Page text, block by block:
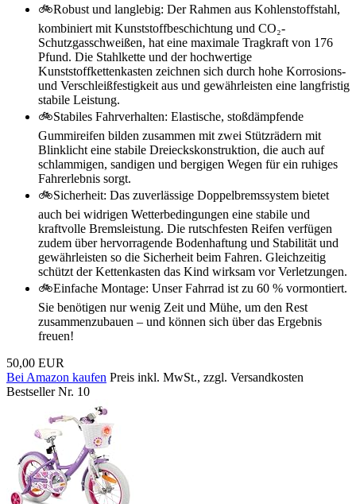
🚲Robust und langlebig: Der Rahmen aus Kohlenstoffstahl,
kombiniert mit Kunststoffbeschichtung und CO₂-
Schutzgasschweißen, hat eine maximale Tragkraft von 176
Pfund. Die Stahlkette und der hochwertige
Kunststoffkettenkasten zeichnen sich durch hohe Korrosions-
und Verschleißfestigkeit aus und gewährleisten eine langfristig
stabile Leistung.
🚲Stabiles Fahrverhalten: Elastische, stoßdämpfende
Gummireifen bilden zusammen mit zwei Stützrädern mit
Blinklicht eine stabile Dreieckskonstruktion, die auch auf
schlammigen, sandigen und bergigen Wegen für ein ruhiges
Fahrerlebnis sorgt.
🚲Sicherheit: Das zuverlässige Doppelbremssystem bietet
auch bei widrigen Wetterbedingungen eine stabile und
kraftvolle Bremsleistung. Die rutschfesten Reifen verfügen
zudem über hervorragende Bodenhaftung und Stabilität und
gewährleisten so die Sicherheit beim Fahren. Gleichzeitig
schützt der Kettenkasten das Kind wirksam vor Verletzungen.
🚲Einfache Montage: Unser Fahrrad ist zu 60 % vormontiert.
Sie benötigen nur wenig Zeit und Mühe, um den Rest
zusammenzubauen – und können sich über das Ergebnis
freuen!
50,00 EUR
Bei Amazon kaufen Preis inkl. MwSt., zzgl. Versandkosten
Bestseller Nr. 10